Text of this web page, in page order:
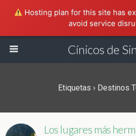
Hosting plan for this site has
avoid service
Cínicos de
Etiquetas › Destinos
Los lugares más